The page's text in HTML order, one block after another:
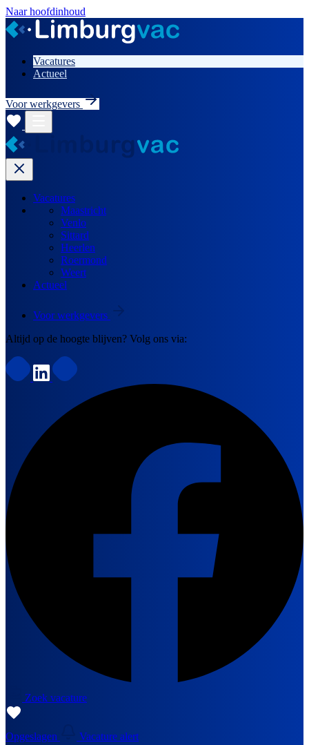
Naar hoofdinhoud
Vacatures
Actueel
Voor werkgevers
Vacatures
Maastricht
Venlo
Sittard
Heerlen
Roermond
Weert
Actueel
Voor werkgevers
Altijd op de hoogte blijven? Volg ons via:
Zoek vacature
Opgeslagen Vacature alert